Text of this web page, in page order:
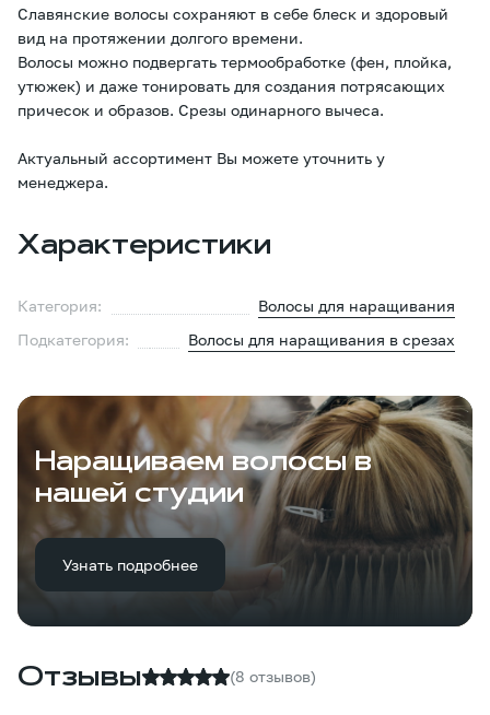
Славянские волосы сохраняют в себе блеск и здоровый
вид на протяжении долгого времени.
Волосы можно подвергать термообработке (фен, плойка,
утюжек) и даже тонировать для создания потрясающих
причесок и образов. Срезы одинарного вычеса.
Актуальный ассортимент Вы можете уточнить у
менеджера.
Характеристики
Категория:
Волосы для наращивания
Подкатегория:
Волосы для наращивания в срезах
Наращиваем волосы в
нашей студии
Узнать подробнее
Отзывы (8 отзывов)